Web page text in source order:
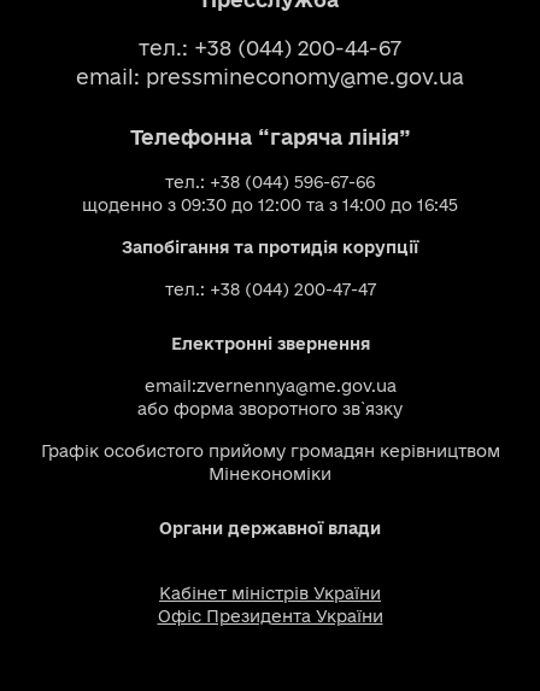
тел.: +38 (044) 200-44-67
email: pressmineconomy@me.gov.ua
Телефонна “гаряча лінія”
тел.: +38 (044) 596-67-66
щоденно з 09:30 до 12:00 та з 14:00 до 16:45
Запобігання та протидія корупції
тел.: +38 (044) 200-47-47
Електронні звернення
email:zvernennya@me.gov.ua
або форма зворотного зв`язку
Графік особистого прийому громадян керівництвом
Мінекономіки
Органи державної влади
Кабінет міністрів України
Офіс Президента України